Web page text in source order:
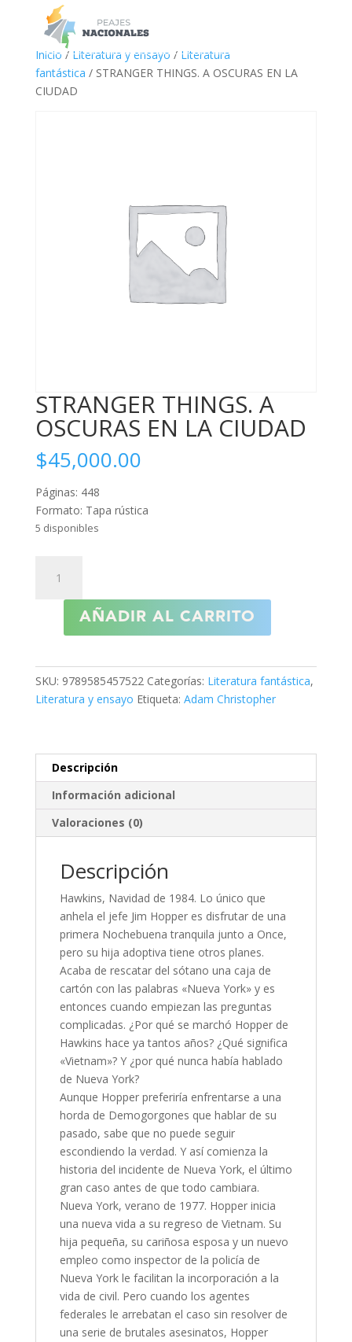
Inicio / Literatura y ensayo / Literatura
fantástica / STRANGER THINGS. A OSCURAS EN LA
CIUDAD
STRANGER THINGS. A
OSCURAS EN LA CIUDAD
$45,000.00
Páginas: 448
Formato: Tapa rústica
5 disponibles
THINGS.
OSCURASAÑADIR AL CARRITO
SKU: 9789585457522 Categorías: Literatura fantástica,
Literatura y ensayo Etiqueta: Adam Christopher
Descripción
Información adicional
Valoraciones (0)
Descripción
Hawkins, Navidad de 1984. Lo único que
anhela el jefe Jim Hopper es disfrutar de una
primera Nochebuena tranquila junto a Once,
pero su hija adoptiva tiene otros planes.
Acaba de rescatar del sótano una caja de
cartón con las palabras «Nueva York» y es
entonces cuando empiezan las preguntas
complicadas. ¿Por qué se marchó Hopper de
Hawkins hace ya tantos años? ¿Qué significa
«Vietnam»? Y ¿por qué nunca había hablado
de Nueva York?
Aunque Hopper preferiría enfrentarse a una
horda de Demogorgones que hablar de su
pasado, sabe que no puede seguir
escondiendo la verdad. Y así comienza la
historia del incidente de Nueva York, el último
gran caso antes de que todo cambiara.
Nueva York, verano de 1977. Hopper inicia
una nueva vida a su regreso de Vietnam. Su
hija pequeña, su cariñosa esposa y un nuevo
empleo como inspector de la policía de
Nueva York le facilitan la incorporación a la
vida de civil. Pero cuando los agentes
federales le arrebatan el caso sin resolver de
una serie de brutales asesinatos, Hopper